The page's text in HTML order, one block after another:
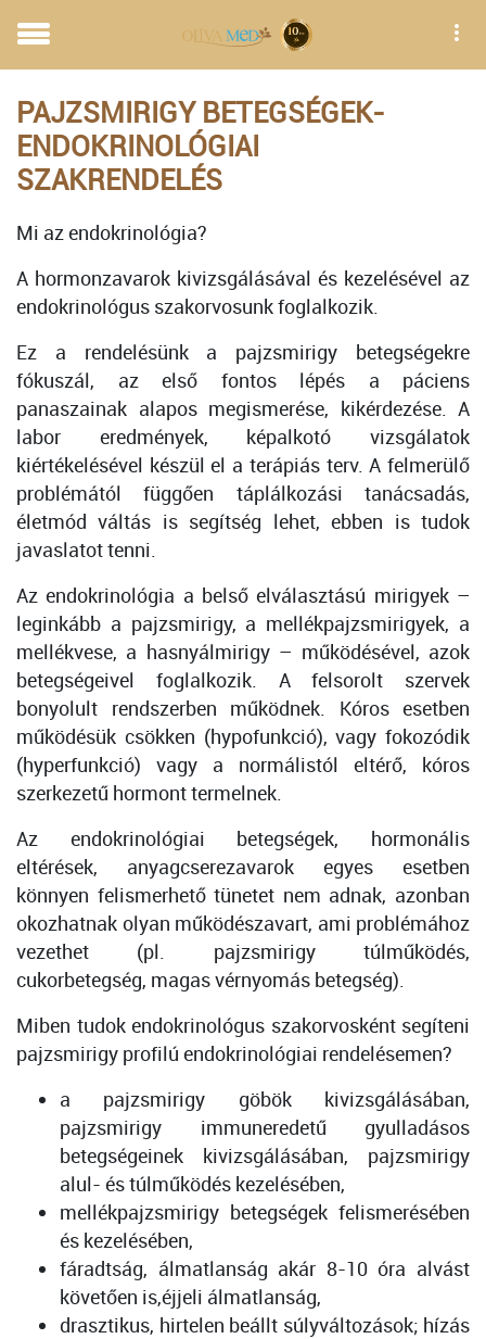
PAJZSMIRIGY BETEGSÉGEK-
ENDOKRINOLÓGIAI
SZAKRENDELÉS
Mi az endokrinológia?
A hormonzavarok kivizsgálásával és kezelésével az
endokrinológus szakorvosunk foglalkozik.
Ez a rendelésünk a pajzsmirigy betegségekre
fókuszál, az első fontos lépés a páciens
panaszainak alapos megismerése, kikérdezése. A
labor eredmények, képalkotó vizsgálatok
kiértékelésével készül el a terápiás terv. A felmerülő
problémától függően táplálkozási tanácsadás,
életmód váltás is segítség lehet, ebben is tudok
javaslatot tenni.
Az endokrinológia a belső elválasztású mirigyek –
leginkább a pajzsmirigy, a mellékpajzsmirigyek, a
mellékvese, a hasnyálmirigy – működésével, azok
betegségeivel foglalkozik. A felsorolt szervek
bonyolult rendszerben működnek. Kóros esetben
működésük csökken (hypofunkció), vagy fokozódik
(hyperfunkció) vagy a normálistól eltérő, kóros
szerkezetű hormont termelnek.
Az endokrinológiai betegségek, hormonális
eltérések, anyagcserezavarok egyes esetben
könnyen felismerhető tünetet nem adnak, azonban
okozhatnak olyan működészavart, ami problémához
vezethet (pl. pajzsmirigy túlműködés,
cukorbetegség, magas vérnyomás betegség).
Miben tudok endokrinológus szakorvosként segíteni
pajzsmirigy profilú endokrinológiai rendelésemen?
a pajzsmirigy göbök kivizsgálásában,
pajzsmirigy immuneredetű gyulladásos
betegségeinek kivizsgálásában, pajzsmirigy
alul- és túlműködés kezelésében,
mellékpajzsmirigy betegségek felismerésében
és kezelésében,
fáradtság, álmatlanság akár 8-10 óra alvást
követően is,éjjeli álmatlanság,
drasztikus, hirtelen beállt súlyváltozások; hízás